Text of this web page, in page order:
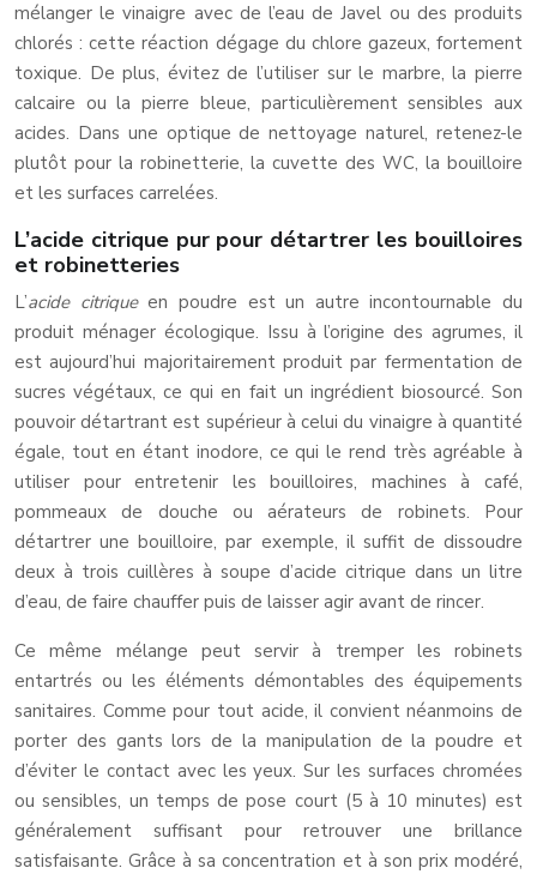
mélanger le vinaigre avec de l’eau de Javel ou des produits
chlorés : cette réaction dégage du chlore gazeux, fortement
toxique. De plus, évitez de l’utiliser sur le marbre, la pierre
calcaire ou la pierre bleue, particulièrement sensibles aux
acides. Dans une optique de nettoyage naturel, retenez-le
plutôt pour la robinetterie, la cuvette des WC, la bouilloire
et les surfaces carrelées.
L’acide citrique pur pour détartrer les bouilloires
et robinetteries
L’acide citriqueen poudre est un autre incontournable du
produit ménager écologique. Issu à l’origine des agrumes, il
est aujourd’hui majoritairement produit par fermentation de
sucres végétaux, ce qui en fait un ingrédient biosourcé. Son
pouvoir détartrant est supérieur à celui du vinaigre à quantité
égale, tout en étant inodore, ce qui le rend très agréable à
utiliser pour entretenir les bouilloires, machines à café,
pommeaux de douche ou aérateurs de robinets. Pour
détartrer une bouilloire, par exemple, il suffit de dissoudre
deux à trois cuillères à soupe d’acide citrique dans un litre
d’eau, de faire chauffer puis de laisser agir avant de rincer.
Ce même mélange peut servir à tremper les robinets
entartrés ou les éléments démontables des équipements
sanitaires. Comme pour tout acide, il convient néanmoins de
porter des gants lors de la manipulation de la poudre et
d’éviter le contact avec les yeux. Sur les surfaces chromées
ou sensibles, un temps de pose court (5 à 10 minutes) est
généralement suffisant pour retrouver une brillance
satisfaisante. Grâce à sa concentration et à son prix modéré,